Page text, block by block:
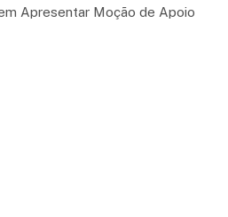
Apresentar Moção de Apoio